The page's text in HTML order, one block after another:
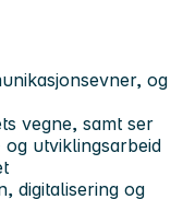
og
vegne, samt ser
utviklingsarbeid
digitalisering og